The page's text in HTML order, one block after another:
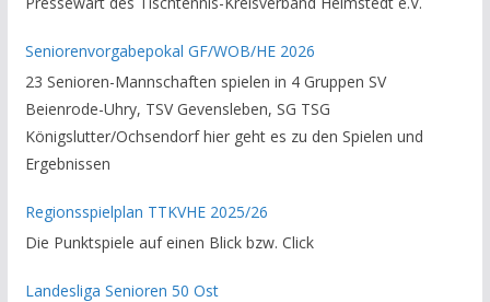
stillen GedenkenH.-K. Bartels / Vorsitzender
Seniorenvorgabepokal GF/WOB/HE 2026
23 Senioren-Mannschaften spielen in 4 Gruppen SV
Beienrode-Uhry, TSV Gevensleben, SG TSG
Königslutter/Ochsendorf hier geht es zu den Spielen und
Ergebnissen
Regionsspielplan TTKVHE 2025/26
Die Punktspiele auf einen Blick bzw. Click
Landesliga Senioren 50 Ost